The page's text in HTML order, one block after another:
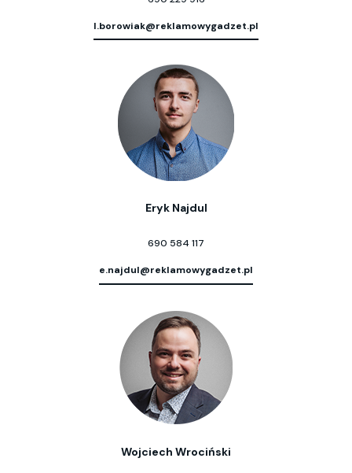
l.borowiak@reklamowygadzet.pl
Eryk Najdul
690 584 117
e.najdul@reklamowygadzet.pl
Wojciech Wrociński